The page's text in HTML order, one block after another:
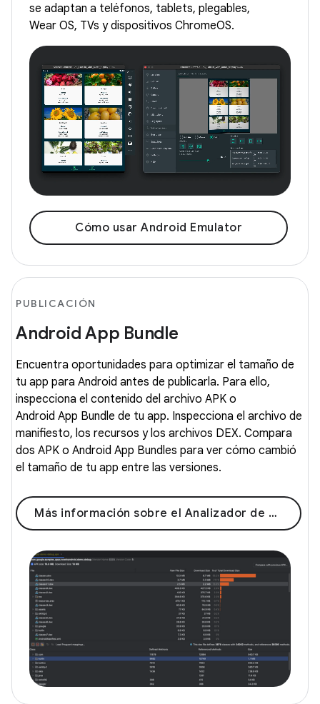
se adaptan a teléfonos, tablets, plegables,
Wear OS, TVs y dispositivos ChromeOS.
Cómo usar Android Emulator
PUBLICACIÓN
Android App Bundle
Encuentra oportunidades para optimizar el tamaño de
tu app para Android antes de publicarla. Para ello,
inspecciona el contenido del archivo APK o
Android App Bundle de tu app. Inspecciona el archivo de
manifiesto, los recursos y los archivos DEX. Compara
dos APK o Android App Bundles para ver cómo cambió
el tamaño de tu app entre las versiones.
Más información sobre el Analizador de APK